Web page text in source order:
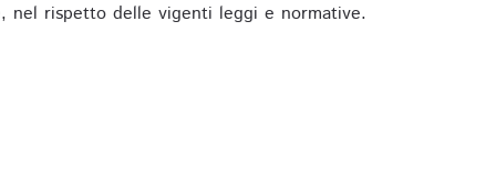
nel rispetto delle vigenti leggi e normative.